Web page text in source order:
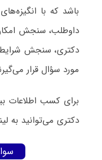
باشد که با
داوطلب، سنجش
دکتری، سنجش
مورد سؤال قرار
برای کسب اطلاعات
دکتری می‌توانید به